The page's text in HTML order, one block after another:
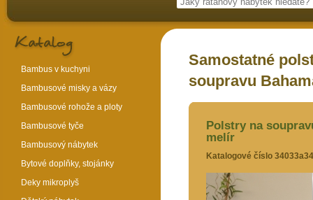
Samostatné
soupravu
Polstry na
melír
Katalogové číslo
Bambus v kuchyni
Bambusové misky a vázy
Bambusové rohože a ploty
Bambusové tyče
Bambusový nábytek
Bytové doplňky, stojánky
Deky mikroplyš